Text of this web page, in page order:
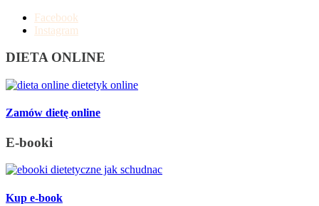
Facebook
Instagram
DIETA ONLINE
Zamów dietę online
E-booki
Kup e-book